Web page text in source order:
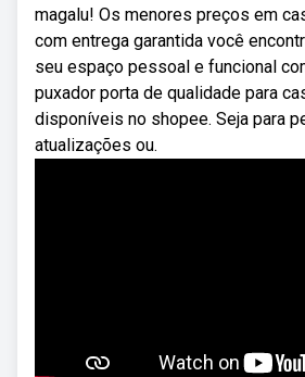
magalu! Os menores preços em
com entrega garantida você
seu espaço pessoal e funcional
puxador porta de qualidade para
disponíveis no shopee. Seja para
atualizações ou.